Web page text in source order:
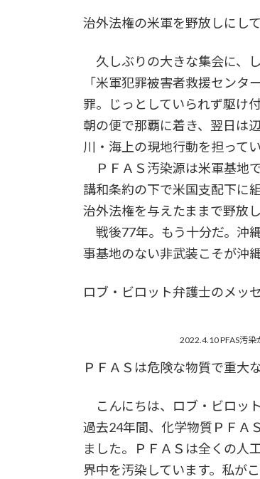
治外法権の米軍を野放しにし
久しぶりの大きな集会に、
「米軍犯罪被害者救援セン
罪。じっとしていられず駆け
朝の便で那覇に着き、翌日は
川・海上の現地行動を担って
ＰＦＡＳ汚染源は米軍基地
講和条約の下で米国支配下に
治外法権を与えたままで野放
戦後77年。もう十分だ。沖
事基地のない非武装こそが沖
ロブ・ビロット弁護士のメッ
2022.4.10 PFAS汚
ＰＦＡＳは危険な物質で重大
こんにちは、ロブ・ビロッ
過去24年間、化学物質ＰＦＡ
ました。ＰＦＡＳは全くの人
界中を汚染しています。私が